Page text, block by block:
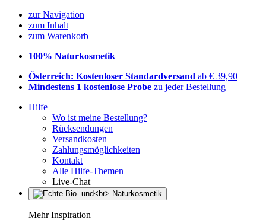
zur Navigation
zum Inhalt
zum Warenkorb
100% Naturkosmetik
Österreich: Kostenloser Standardversand ab € 39,90
Mindestens 1 kostenlose Probe zu jeder Bestellung
Hilfe
Wo ist meine Bestellung?
Rücksendungen
Versandkosten
Zahlungsmöglichkeiten
Kontakt
Alle Hilfe-Themen
Live-Chat
Mehr Inspiration